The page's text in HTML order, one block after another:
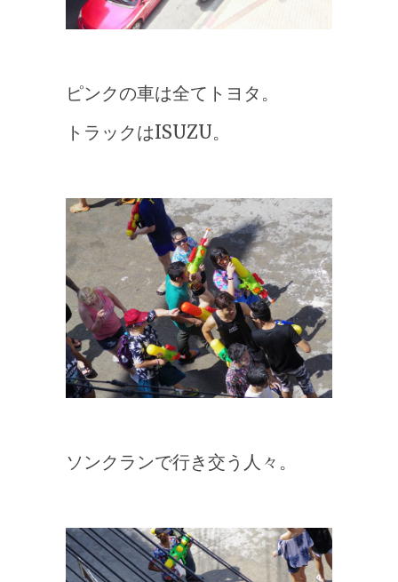
ピンクの車は全てトヨタ。
トラックはISUZU。
ソンクランで行き交う人々。